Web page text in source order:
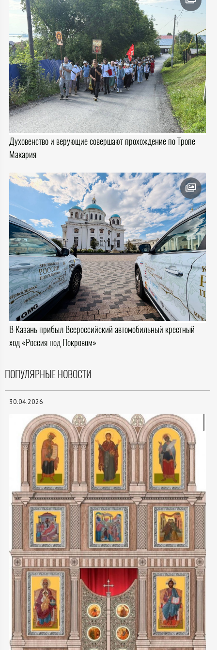
Духовенство и верующие совершают прохождение по Тропе
Макария
В Казань прибыл Всероссийский автомобильный крестный
ход «Россия под Покровом»
ПОПУЛЯРНЫЕ НОВОСТИ
30.04.2026